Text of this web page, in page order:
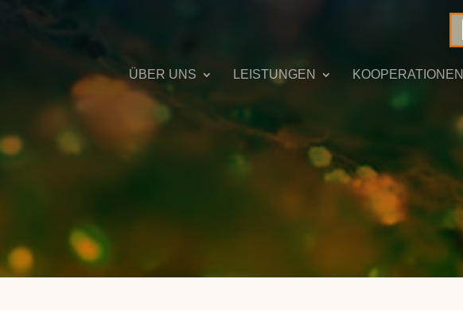
ÜBER UNS LEISTUNGEN KOOPERATIONEN